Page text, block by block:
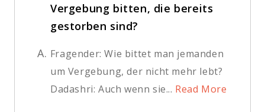
Vergebung bitten, die bereits
gestorben sind?
A. Fragender: Wie bittet man jemanden
um Vergebung, der nicht mehr lebt?
Dadashri: Auch wenn sie... Read More